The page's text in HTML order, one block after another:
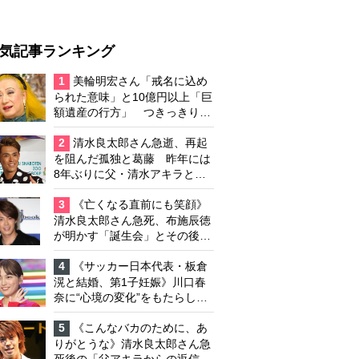
記事ランキング
1
美輪明宏さん「戒名に込め
られた意味」と10億円以上「巨
額遺産の行方」 つきっきりで
私生活をサポートしていた元俳
優が相続か
2
清水良太郎さん急逝、再起
を阻んだ孤独と葛藤 昨年には
8年ぶりに父・清水アキラと共
演、本格的な活動再開に向かっ
ていたが…周囲が懸念していた
「不安定なところ」
3
《亡くなる直前にも笑顔》
清水良太郎さん急死、布施辰徳
が明かす「誕生会」とその後の
メッセージ
4
《サッカー日本代表・板倉
滉と結婚、第1子妊娠》川口春
奈に“心境の変化”をもたらした
主演映画『ママせか』 身を削
って「がんに蝕まれる母」を演
じた壮絶な撮影現場
5
《こんなバカのために、あ
りがとうな》清水良太郎さん急